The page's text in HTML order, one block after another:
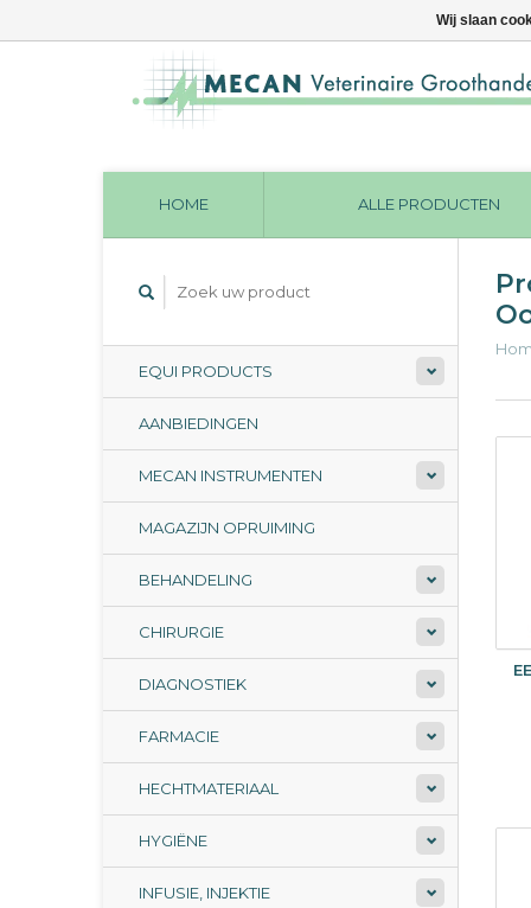
HOME ALLE PRODUCTEN
EQUI PRODUCTS
AANBIEDINGEN
MECAN INSTRUMENTEN
MAGAZIJN OPRUIMING
BEHANDELING
CHIRURGIE
DIAGNOSTIEK
FARMACIE
HECHTMATERIAAL
HYGIËNE
INFUSIE, INJEKTIE
Wij slaan